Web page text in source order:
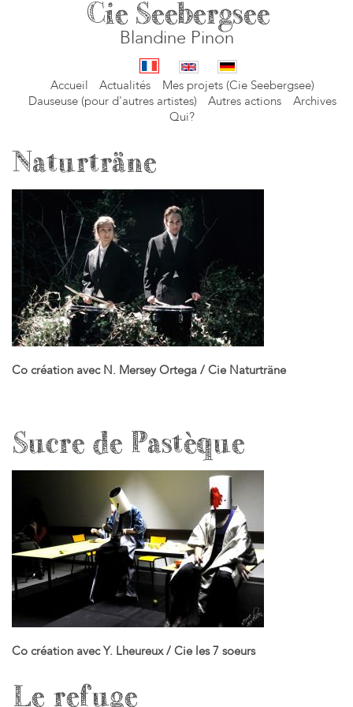
Cie Seebergsee
Blandine Pinon
Accueil Actualités
Mes projets (Cie Seebergsee)
Dauseuse (pour d'autres artistes)
Autres actions
Archives
Qui?
Naturträne
Co création avec N. Mersey Ortega / Cie Naturträne
Sucre de Pastèque
Co création avec Y. Lheureux / Cie les 7 soeurs
Le refuge